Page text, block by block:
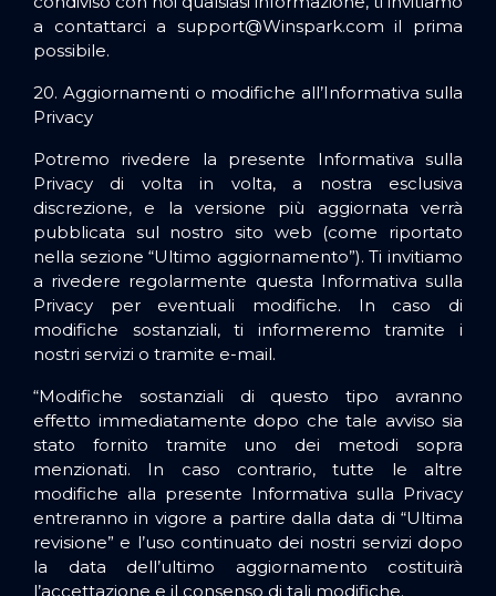
a contattarci a support@Winspark.com il prima
possibile.
20. Aggiornamenti o modifiche all’Informativa sulla
Privacy
Potremo rivedere la presente Informativa sulla
Privacy di volta in volta, a nostra esclusiva
discrezione, e la versione più aggiornata verrà
pubblicata sul nostro sito web (come riportato
nella sezione “Ultimo aggiornamento”). Ti invitiamo
a rivedere regolarmente questa Informativa sulla
Privacy per eventuali modifiche. In caso di
modifiche sostanziali, ti informeremo tramite i
nostri servizi o tramite e-mail.
“Modifiche sostanziali di questo tipo avranno
effetto immediatamente dopo che tale avviso sia
stato fornito tramite uno dei metodi sopra
menzionati. In caso contrario, tutte le altre
modifiche alla presente Informativa sulla Privacy
entreranno in vigore a partire dalla data di “Ultima
revisione” e l’uso continuato dei nostri servizi dopo
la data dell’ultimo aggiornamento costituirà
l’accettazione e il consenso di tali modifiche.